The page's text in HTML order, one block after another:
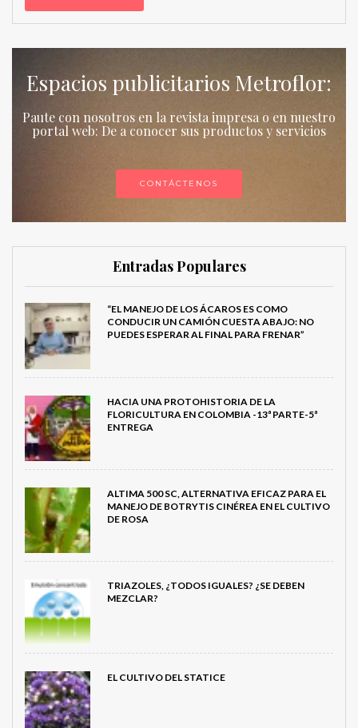
Espacios publicitarios Metroflor:
Paute con nosotros en la revista impresa o en nuestro
portal web: De a conocer sus productos y servicios
CONTÁCTENOS
Entradas Populares
“EL MANEJO DE LOS ÁCAROS ES COMO
CONDUCIR UN CAMIÓN CUESTA ABAJO: NO
PUEDES ESPERAR AL FINAL PARA FRENAR”
HACIA UNA PROTOHISTORIA DE LA
FLORICULTURA EN COLOMBIA -13ª PARTE-5ª
ENTREGA
ALTIMA 500 SC, ALTERNATIVA EFICAZ PARA EL
MANEJO DE BOTRYTIS CINÉREA EN EL CULTIVO
DE ROSA
TRIAZOLES, ¿TODOS IGUALES? ¿SE DEBEN
MEZCLAR?
EL CULTIVO DEL STATICE